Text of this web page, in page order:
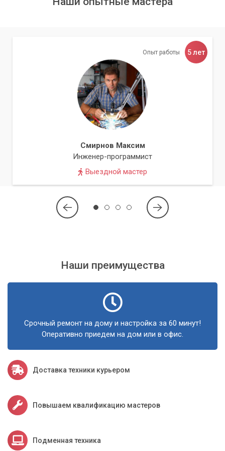
Опыт работы 5 лет
Смирнов Максим
Инженер-программист
Выездной мастер
Наши преимущества
Срочный ремонт на дому и настройка за 60 минут!
Оперативно приедем на дом или в офис.
Доставка техники курьером
Повышаем квалификацию мастеров
Подменная техника